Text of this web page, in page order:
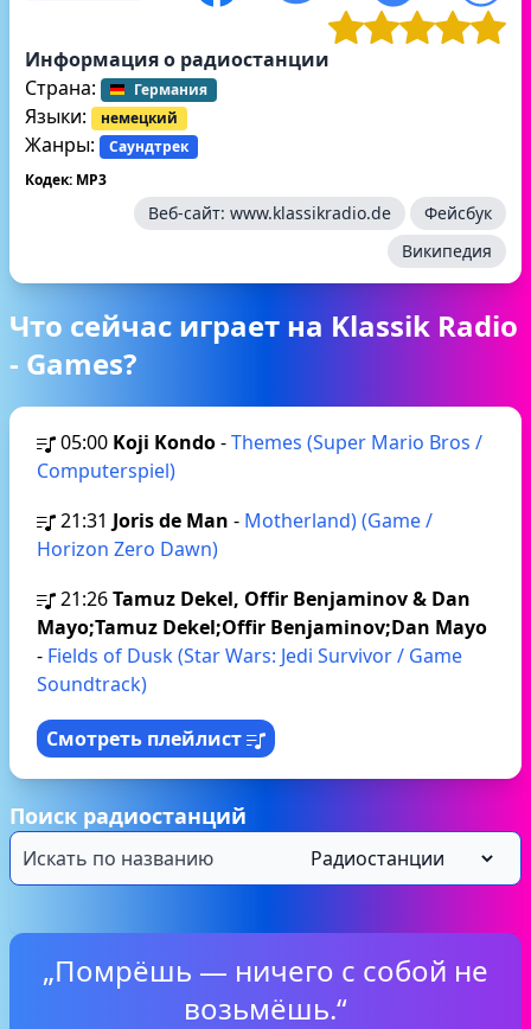
Информация о радиостанции
Страна:
Германия
Языки: немецкий
Жанры:
Саундтрек
Кодек: MP3
Веб-сайт: www.klassikradio.de
Фейсбук
Википедия
Что сейчас играет на Klassik Radio
- Games?
05:00 Koji Kondo-Themes (Super Mario Bros /
Computerspiel)
21:31 Joris de Man - Motherland) (Game /
Horizon Zero Dawn)
21:26Tamuz Dekel, Offir Benjaminov & Dan
Mayo;Tamuz Dekel;Offir Benjaminov;Dan Mayo
- Fields of Dusk (Star Wars: Jedi Survivor / Game
Soundtrack)
Смотреть плейлист
Поиск радиостанций
„Помрёшь — ничего с собой не
возьмёшь.“